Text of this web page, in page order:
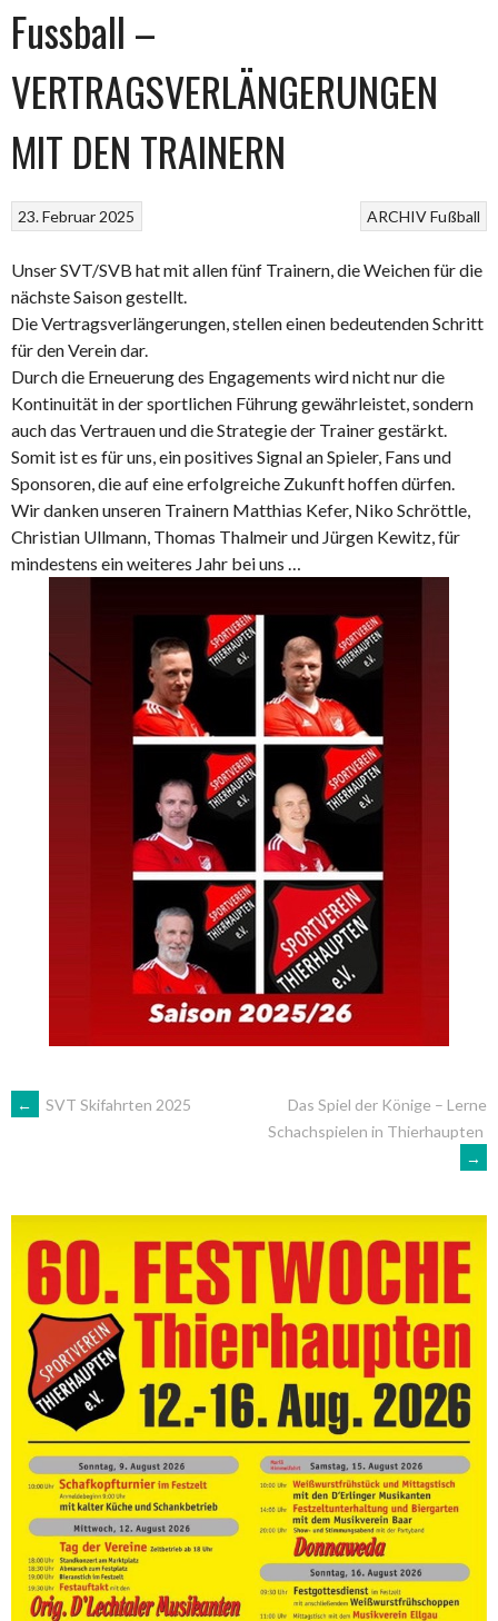
Fussball –
VERTRAGSVERLÄNGERUNGEN
MIT DEN TRAINERN
ARCHIVFußball
23. Februar 2025
Unser SVT/SVB hat mit allen fünf Trainern, die Weichen für die
nächste Saison gestellt.
Die Vertragsverlängerungen, stellen einen bedeutenden Schritt
für den Verein dar.
Durch die Erneuerung des Engagements wird nicht nur die
Kontinuität in der sportlichen Führung gewährleistet, sondern
auch das Vertrauen und die Strategie der Trainer gestärkt.
Somit ist es für uns, ein positives Signal an Spieler, Fans und
Sponsoren, die auf eine erfolgreiche Zukunft hoffen dürfen.
Wir danken unseren Trainern Matthias Kefer, Niko Schröttle,
Christian Ullmann, Thomas Thalmeir und Jürgen Kewitz, für
mindestens ein weiteres Jahr bei uns …
ARTIKEL-
← SVT Skifahrten 2025
Das Spiel der Könige – Lerne
Schachspielen in Thierhaupten
→